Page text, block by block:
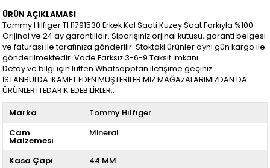
ÜRÜN AÇIKLAMASI
Tommy Hilfiger TH1791530 Erkek Kol Saati Kuzey Saat Farkıyla %100
Orijinal ve 24 ay garantilidir. Siparişiniz orjinal kutusu, garanti belgesi
ve faturası ile tarafınıza gönderilir. Stoktaki ürünler aynı gün kargo ile
gönderilmektedir. Vade Farksız 3-6-9 Taksit İmkanı
Detay ve bilgi için lütfen Whatsapptan iletişime geçiniz..
İSTANBULDA İKAMET EDEN MÜŞTERİLERİMİZ MAĞAZALARIMIZDAN DA
ÜRÜNLERİ TEDARİK EDEBİLİRLER..
Marka
Tommy Hılfıger
Cam
Malzemesi
Mineral
Kasa Çapı
44 MM